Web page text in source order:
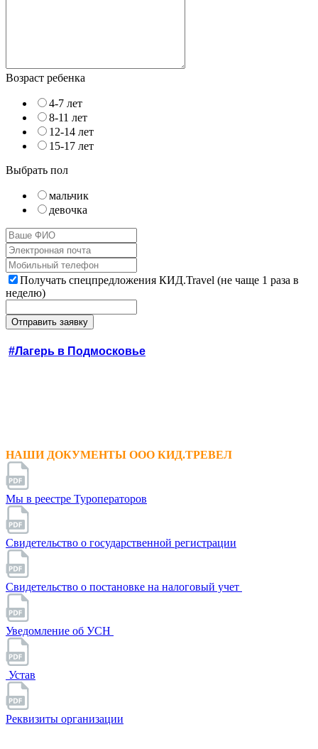
Возраст ребенка
4-7 лет
8-11 лет
12-14 лет
15-17 лет
Выбрать пол
мальчик
девочка
Получать спецпредложения КИД.Travel (не чаще 1 раза в
неделю)
#Лагерь в Подмосковье
НАШИ ДОКУМЕНТЫ ООО КИД.ТРЕВЕЛ
Мы в реестре Туроператоров
Свидетельство о государственной регистрации
Свидетельство о постановке на налоговый учет
Уведомление об УСН
Устав
Реквизиты организации